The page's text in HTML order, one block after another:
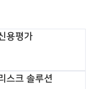
용평가
스크 솔루션